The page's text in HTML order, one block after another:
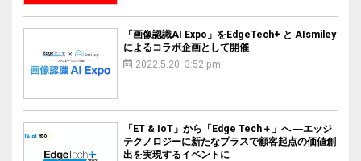
「画像認識AI Expo」をEdgeTech+ と AIsmiley
によるコラボ企画として開催
2022.5.20 3:52 pm
「ET & IoT」から「Edge Tech＋」へ ―エッジ
テクノロジーに新たなプラスで顧客起点の価値創
出を実現するイベントに